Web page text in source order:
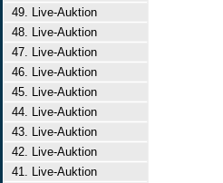
49. Live-Auktion
48. Live-Auktion
47. Live-Auktion
46. Live-Auktion
45. Live-Auktion
44. Live-Auktion
43. Live-Auktion
42. Live-Auktion
41. Live-Auktion